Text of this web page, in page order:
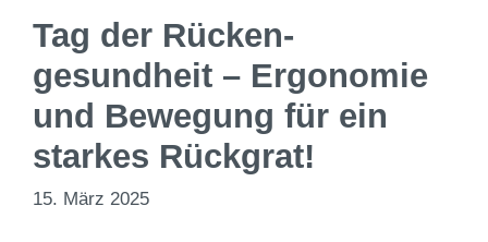
Tag der Rücken­
gesundheit – Ergonomie
und Bewegung für ein
starkes Rückgrat!
15. März 2025